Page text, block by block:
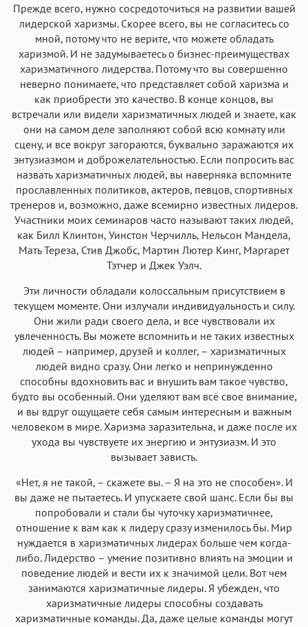
Прежде всего, нужно сосредоточиться на развитии вашей
лидерской харизмы. Скорее всего, вы не согласитесь со
мной, потому что не верите, что можете обладать
харизмой. И не задумываетесь о бизнес-преимуществах
харизматичного лидерства. Потому что вы совершенно
неверно понимаете, что представляет собой харизма и
как приобрести это качество. В конце концов, вы
встречали или видели харизматичных людей и знаете, как
они на самом деле заполняют собой всю комнату или
сцену, и все вокруг загораются, буквально заражаются их
энтузиазмом и доброжелательностью. Если попросить вас
назвать харизматичных людей, вы наверняка вспомните
прославленных политиков, актеров, певцов, спортивных
тренеров и, возможно, даже всемирно известных лидеров.
Участники моих семинаров часто называют таких людей,
как Билл Клинтон, Уинстон Черчилль, Нельсон Мандела,
Мать Тереза, Стив Джобс, Мартин Лютер Кинг, Маргарет
Тэтчер и Джек Уэлч.
Эти личности обладали колоссальным присутствием в
текущем моменте. Они излучали индивидуальность и силу.
Они жили ради своего дела, и все чувствовали их
увлеченность. Вы можете вспомнить и не таких известных
людей – например, друзей и коллег, – харизматичных
людей видно сразу. Они легко и непринужденно
способны вдохновить вас и внушить вам такое чувство,
будто вы особенный. Они уделяют вам всё свое внимание,
и вы вдруг ощущаете себя самым интересным и важным
человеком в мире. Харизма заразительна, и даже после их
ухода вы чувствуете их энергию и энтузиазм. И это
вызывает зависть.
«Нет, я не такой, – скажете вы. – Я на это не способен». И
вы даже не пытаетесь. И упускаете свой шанс. Если бы вы
попробовали и стали бы чуточку харизматичнее,
отношение к вам как к лидеру сразу изменилось бы. Мир
нуждается в харизматичных лидерах больше чем когда-
либо. Лидерство – умение позитивно влиять на эмоции и
поведение людей и вести их к значимой цели. Вот чем
занимаются харизматичные лидеры. Я убежден, что
харизматичные лидеры способны создавать
харизматичные команды. Да, даже целые команды могут